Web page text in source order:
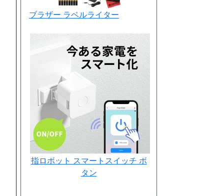
ブラザー ラベルライター
指ロボット スマートスイッチ ボ
タン